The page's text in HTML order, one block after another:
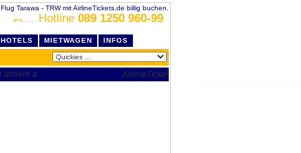
Flug Tarawa - TRW mit AirlineTickets.de billig buchen.
Hotline 089 1250 960-99
HOTELS MIETWAGEN INFOS